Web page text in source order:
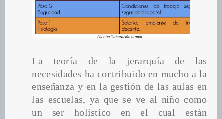
La teoría de la jerarquía de las
necesidades ha contribuido en mucho a la
enseñanza y en la gestión de las aulas en
las escuelas, ya que se ve al niño como
un ser holístico en el cual están